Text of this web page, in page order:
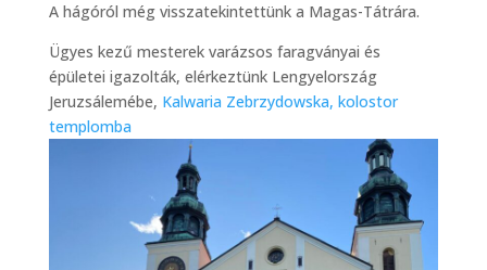
A hágóról még visszatekintettünk a Magas-Tátrára.
Ügyes kezű mesterek varázsos faragványai és
épületei igazolták, elérkeztünk Lengyelország
Jeruzsálemébe, Kalwaria Zebrzydowska, kolostor
templomba